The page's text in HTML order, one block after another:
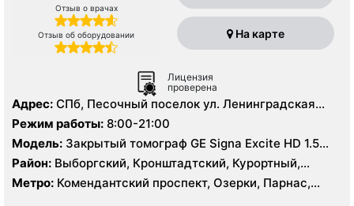
Отзыв о врачах
Отзыв об оборудовании На карте
Лицензия
проверена
Адрес: СПб, Песочный поселок ул. Ленинградская
д.68
Режим работы: 8:00-21:00
Модель: Закрытый томограф GE Signa Excite HD 1.5
Тесла, Siemens Magnetom 1.5 Тесла, КТ Philips
Brilliance 64 среза
Район: Выборгский, Кронштадтский, Курортный,
Ленинградская область
Метро: Комендантский проспект, Озерки, Парнас,